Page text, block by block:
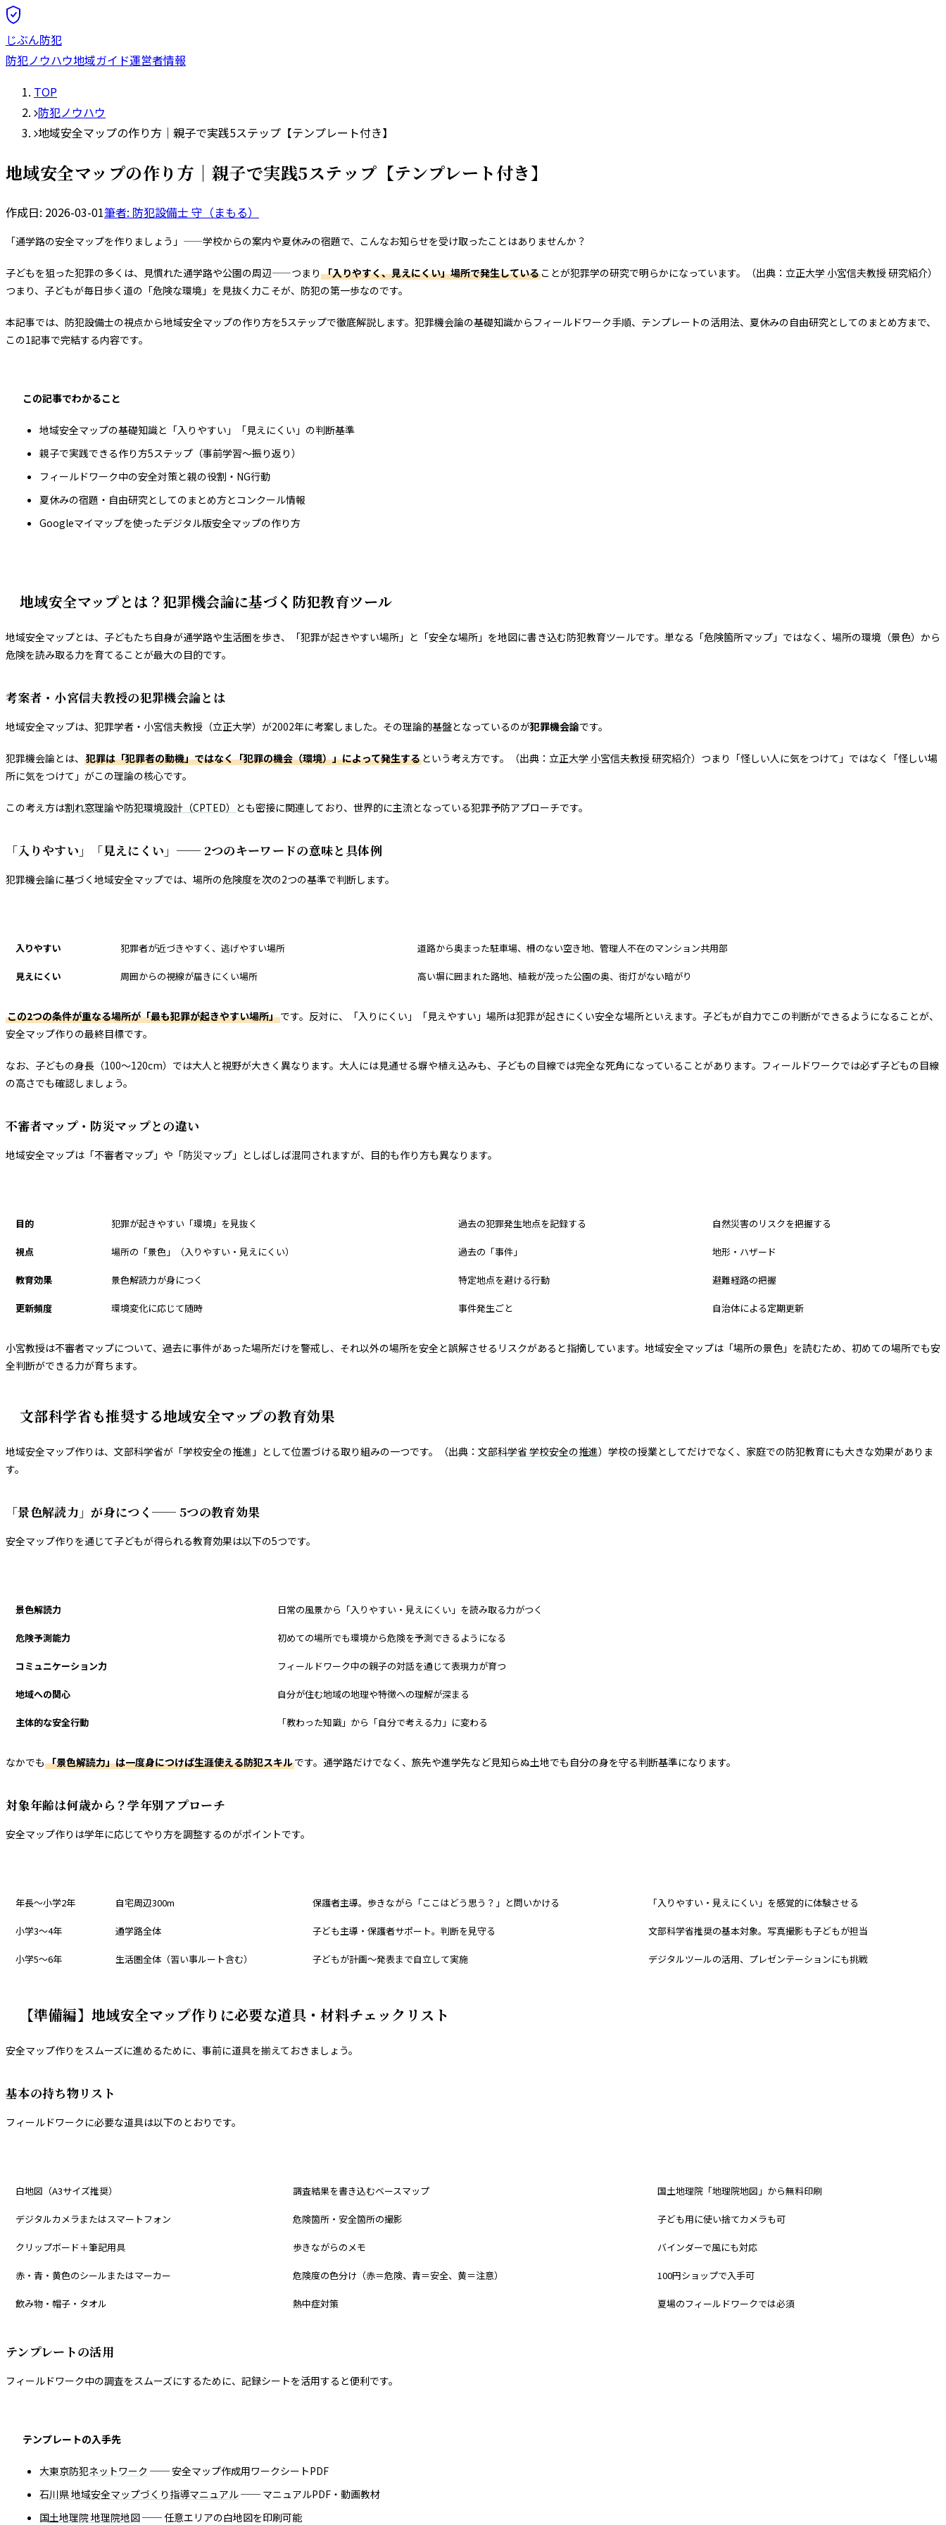
じぶん防犯
防犯ノウハウ地域ガイド運営者情報
TOP
防犯ノウハウ
地域安全マップの作り方｜親子で実践5ステップ【テンプレート付き】
地域安全マップの作り方｜親子で実践5ステップ【テンプレート付き】
作成日: 2026-03-01筆者: 防犯設備士 守（まもる）
「通学路の安全マップを作りましょう」——学校からの案内や夏休みの宿題で、こんなお知らせを受け取ったことはありませんか？
子どもを狙った犯罪の多くは、見慣れた通学路や公園の周辺——つまり 「入りやすく、見えにくい」場所で発生している ことが犯罪学の研究で明らかになっています。（出典： 立正大学 小宮信夫教授 研究紹介）
つまり、子どもが毎日歩く道の「危険な環境」を見抜く力こそが、防犯の第一歩なのです。
本記事では、防犯設備士の視点から地域安全マップの作り方を5ステップで徹底解説します。犯罪機会論の基礎知識からフィールドワーク手順、テンプレートの活用法、夏休みの自由研究としてのまとめ方まで、
この1記事で完結する内容です。
この記事でわかること
地域安全マップの基礎知識と「入りやすい」「見えにくい」の判断基準
親子で実践できる作り方5ステップ（事前学習〜振り返り）
フィールドワーク中の安全対策と親の役割・NG行動
夏休みの宿題・自由研究としてのまとめ方とコンクール情報
Googleマイマップを使ったデジタル版安全マップの作り方
地域安全マップとは？犯罪機会論に基づく防犯教育ツール
地域安全マップとは、子どもたち自身が通学路や生活圏を歩き、「犯罪が起きやすい場所」と「安全な場所」を地図に書き込む防犯教育ツールです。単なる「危険箇所マップ」ではなく、場所の環境（景色）から
危険を読み取る力を育てることが最大の目的です。
考案者・小宮信夫教授の犯罪機会論とは
地域安全マップは、犯罪学者・小宮信夫教授（立正大学）が2002年に考案しました。その理論的基盤となっているのが犯罪機会論です。
犯罪機会論とは、 犯罪は「犯罪者の動機」ではなく「犯罪の機会（環境）」によって発生する という考え方です。（出典： 立正大学 小宮信夫教授 研究紹介）つまり「怪しい人に気をつけて」ではなく「怪しい場
所に気をつけて」がこの理論の核心です。
この考え方は割れ窓理論や防犯環境設計（CPTED） とも密接に関連しており、世界的に主流となっている犯罪予防アプローチです。
「入りやすい」「見えにくい」── 2つのキーワードの意味と具体例
犯罪機会論に基づく地域安全マップでは、場所の危険度を次の2つの基準で判断します。
入りやすい 犯罪者が近づきやすく、逃げやすい場所 道路から奥まった駐車場、柵のない空き地、管理人不在のマンション共用部
見えにくい 周囲からの視線が届きにくい場所 高い塀に囲まれた路地、植栽が茂った公園の奥、街灯がない暗がり
この2つの条件が重なる場所が「最も犯罪が起きやすい場所」です。反対に、「入りにくい」「見えやすい」場所は犯罪が起きにくい安全な場所といえます。子どもが自力でこの判断ができるようになることが、
安全マップ作りの最終目標です。
なお、子どもの身長（100〜120cm）では大人と視野が大きく異なります。大人には見通せる塀や植え込みも、子どもの目線では完全な死角になっていることがあります。フィールドワークでは必ず子どもの目線
の高さでも確認しましょう。
不審者マップ・防災マップとの違い
地域安全マップは「不審者マップ」や「防災マップ」としばしば混同されますが、目的も作り方も異なります。
目的 犯罪が起きやすい「環境」を見抜く 過去の犯罪発生地点を記録する 自然災害のリスクを把握する
視点 場所の「景色」（入りやすい・見えにくい） 過去の「事件」 地形・ハザード
教育効果 景色解読力が身につく 特定地点を避ける行動 避難経路の把握
更新頻度 環境変化に応じて随時 事件発生ごと 自治体による定期更新
小宮教授は不審者マップについて、過去に事件があった場所だけを警戒し、それ以外の場所を安全と誤解させるリスクがあると指摘しています。地域安全マップは「場所の景色」を読むため、初めての場所でも安
全判断ができる力が育ちます。
文部科学省も推奨する地域安全マップの教育効果
地域安全マップ作りは、文部科学省が「学校安全の推進」として位置づける取り組みの一つです。（出典： 文部科学省 学校安全の推進）学校の授業としてだけでなく、家庭での防犯教育にも大きな効果がありま
す。
「景色解読力」が身につく── 5つの教育効果
安全マップ作りを通じて子どもが得られる教育効果は以下の5つです。
景色解読力 日常の風景から「入りやすい・見えにくい」を読み取る力がつく
危険予測能力 初めての場所でも環境から危険を予測できるようになる
コミュニケーション力 フィールドワーク中の親子の対話を通じて表現力が育つ
地域への関心 自分が住む地域の地理や特徴への理解が深まる
主体的な安全行動 「教わった知識」から「自分で考える力」に変わる
なかでも 「景色解読力」は一度身につけば生涯使える防犯スキルです。通学路だけでなく、旅先や進学先など見知らぬ土地でも自分の身を守る判断基準になります。
対象年齢は何歳から？学年別アプローチ
安全マップ作りは学年に応じてやり方を調整するのがポイントです。
年長〜小学2年 自宅周辺300m 保護者主導。歩きながら「ここはどう思う？」と問いかける 「入りやすい・見えにくい」を感覚的に体験させる
小学3〜4年 通学路全体 子ども主導・保護者サポート。判断を見守る 文部科学省推奨の基本対象。写真撮影も子どもが担当
小学5〜6年 生活圏全体（習い事ルート含む） 子どもが計画〜発表まで自立して実施 デジタルツールの活用、プレゼンテーションにも挑戦
【準備編】地域安全マップ作りに必要な道具・材料チェックリスト
安全マップ作りをスムーズに進めるために、事前に道具を揃えておきましょう。
基本の持ち物リスト
フィールドワークに必要な道具は以下のとおりです。
白地図（A3サイズ推奨） 調査結果を書き込むベースマップ 国土地理院「地理院地図」から無料印刷
デジタルカメラまたはスマートフォン 危険箇所・安全箇所の撮影 子ども用に使い捨てカメラも可
クリップボード＋筆記用具 歩きながらのメモ バインダーで風にも対応
赤・青・黄色のシールまたはマーカー 危険度の色分け（赤＝危険、青＝安全、黄＝注意） 100円ショップで入手可
飲み物・帽子・タオル 熱中症対策 夏場のフィールドワークでは必須
テンプレートの活用
フィールドワーク中の調査をスムーズにするために、記録シートを活用すると便利です。
テンプレートの入手先
大東京防犯ネットワーク ── 安全マップ作成用ワークシートPDF
石川県 地域安全マップづくり指導マニュアル── マニュアルPDF・動画教材
国土地理院 地理院地図── 任意エリアの白地図を印刷可能